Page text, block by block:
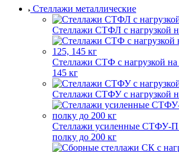
Стеллажи металлические
Стеллажи СТФЛ с нагрузкой
Стеллажи СТФ с нагрузкой на
145 кг
Стеллажи СТФУ с нагрузкой
Стеллажи усиленные СТФУ-П
полку до 200 кг